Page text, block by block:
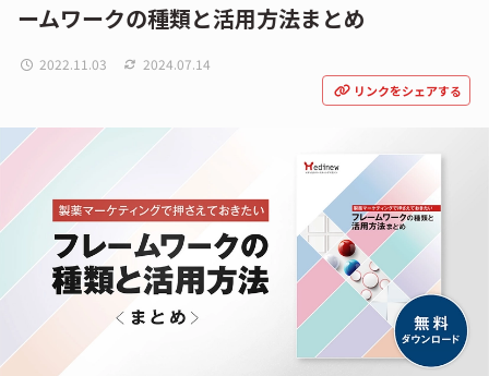
ームワークの種類と活用方法まとめ
2022.11.03 2024.07.14
リンクをシェアする